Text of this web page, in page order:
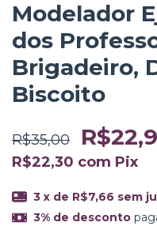
Modelador
dos
Brigadeiro,
Biscoito
R$35,00
R$22,30 com Pix
3 x de R$7,66 sem
3% de desconto